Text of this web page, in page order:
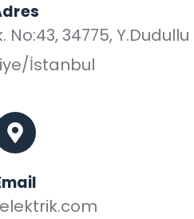
No:43, 34775, Y.Dudullu
İstanbul